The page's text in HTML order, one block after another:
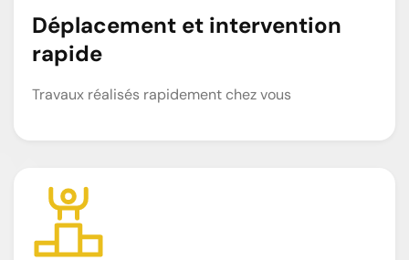
Déplacement et intervention
rapide
Travaux réalisés rapidement chez vous